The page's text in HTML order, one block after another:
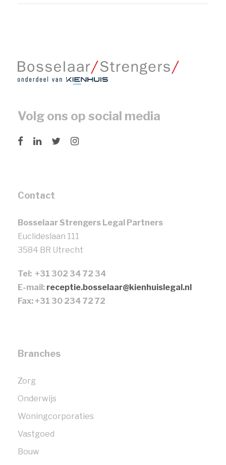
Volg ons op social media
Contact
Bosselaar Strengers Legal Partners
Euclideslaan 111
3584 BR Utrecht
Tel: +31 302 34 72 34
E-mail: receptie.bosselaar@kienhuislegal.nl
Fax: +31 30 234 72 72
Branches
Zorg
Onderwijs
Woningcorporaties
Vastgoed
Bouw